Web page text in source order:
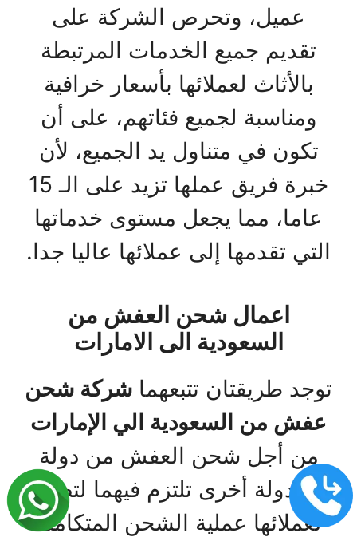
عميل، وتحرص الشركة على
تقديم جميع الخدمات المرتبطة
بالأثاث لعملائها بأسعار خرافية
ومناسبة لجميع فئاتهم، على أن
تكون في متناول يد الجميع، لأن
خبرة فريق عملها تزيد على الـ 15
عاما، مما يجعل مستوى خدماتها
التي تقدمها إلى عملائها عاليا جدا.
اعمال شحن العفش من
السعودية الى الامارات
توجد طريقتان تتبعهما شركة شحن
عفش من السعودية الي الإمارات
من أجل شحن العفش من دولة
إلى دولة أخرى تلتزم فيهما لتضمن
لعملائها عملية الشحن المتكاملة